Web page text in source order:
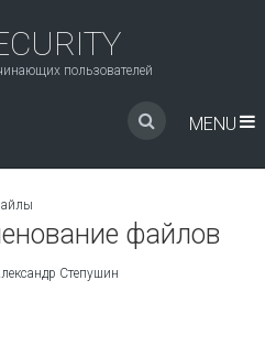
пользователей
MENU
файлов
Степушин